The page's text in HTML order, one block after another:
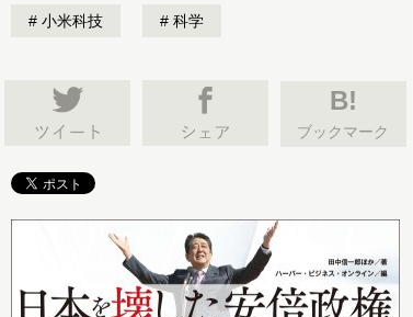
小米科技 科学
B!
ブックマーク